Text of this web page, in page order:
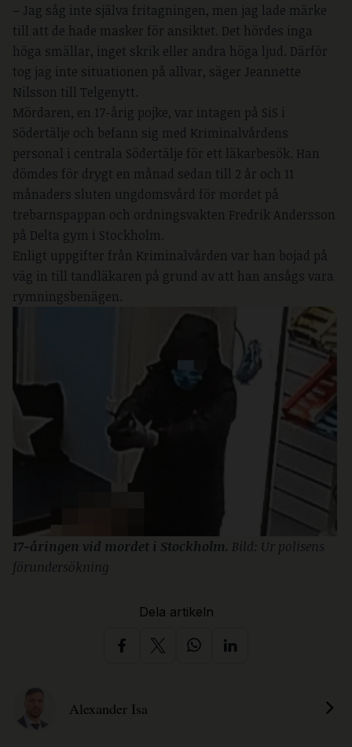
– Jag såg inte själva fritagningen, men jag lade märke
till att de hade masker för ansiktet. Det hördes inga
höga smällar, inget skrik eller andra höga ljud. Därför
tog jag inte situationen på allvar, säger Jeannette
Nilsson till Telgenytt.
Mördaren, en 17-årig pojke, var intagen på SiS i
Södertälje och befann sig med Kriminalvårdens
personal i centrala Södertälje för ett läkarbesök. Han
dömdes för drygt en månad sedan till 2 år och 11
månaders sluten ungdomsvård för mordet på
trebarnspappan och ordningsvakten Fredrik Andersson
på Delta gym i Stockholm.
Enligt uppgifter från Kriminalvården var han bojad på
väg in till tandläkaren på grund av att han ansågs vara
rymningsbenägen.
17-åringen vid mordet i Stockholm. Bild: Ur polisens
förundersökning
Dela artikeln
Alexander Isa